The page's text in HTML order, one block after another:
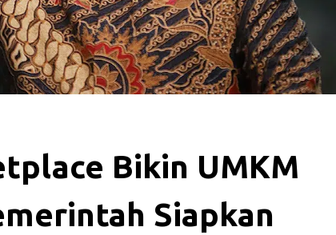
Bikin UMKM
Siapkan